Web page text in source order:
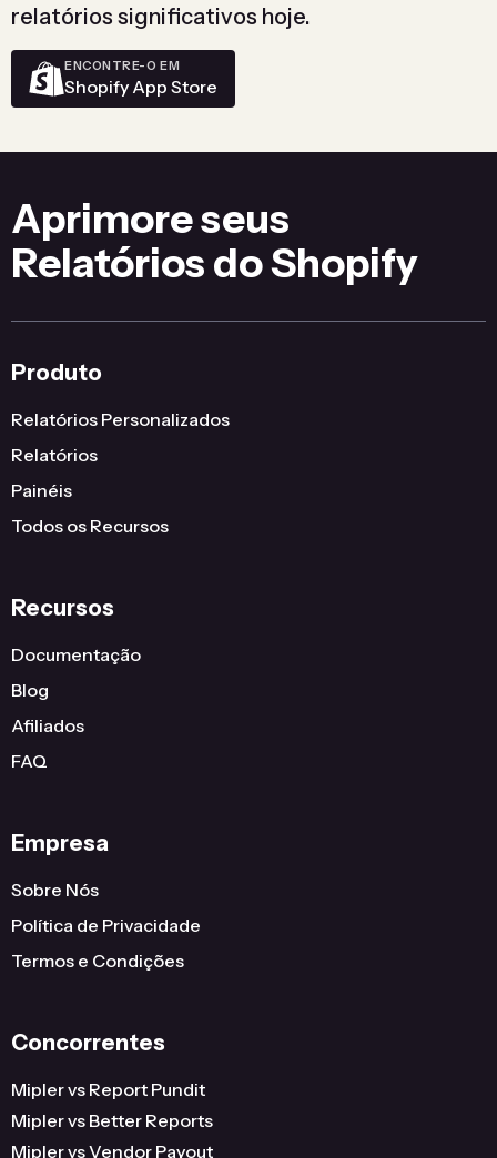
relatórios significativos hoje.
ENCONTRE-O EM
Shopify App Store
Aprimore seus
Relatórios do Shopify
Produto
Relatórios Personalizados
Relatórios
Painéis
Todos os Recursos
Recursos
Documentação
Blog
Afiliados
FAQ
Empresa
Sobre Nós
Política de Privacidade
Termos e Condições
Concorrentes
Mipler vs Report Pundit
Mipler vs Better Reports
Mipler vs Vendor Payout